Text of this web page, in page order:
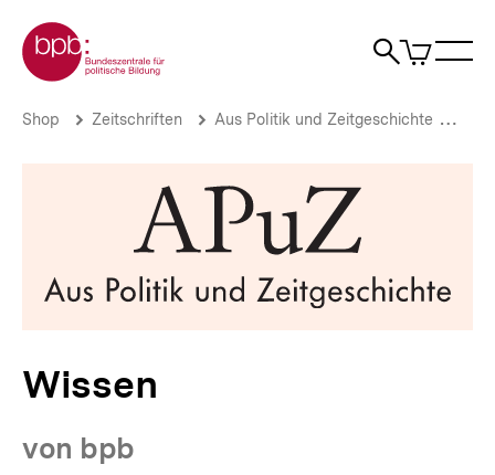
zum
Seiteninhalt
springen
Zur Startseite der bpb
Suche
Artikel
im
Wissen
bpb.de
Brotkrümelnavigation
Pfadnavigation
Shop Zeitschriften Aus Politik und Zeitgeschichte
Wissen
von bpb